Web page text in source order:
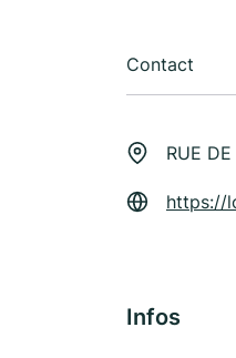
Contact
RUE
https://
Infos